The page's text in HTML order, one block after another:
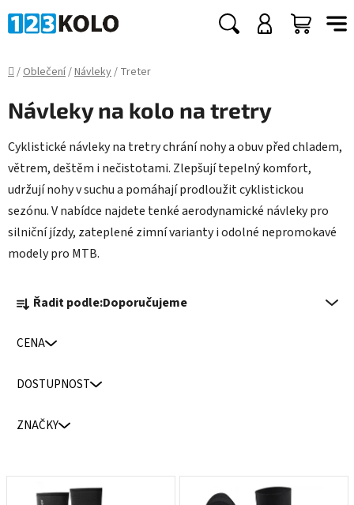
na
Hledat
Domů
/Oblečení/Návleky/ Treter
Návleky na kolo na tretry
Cyklistické návleky na tretry chrání nohy a obuv před chladem,
větrem, deštěm i nečistotami. Zlepšují tepelný komfort,
udržují nohy v suchu a pomáhají prodloužit cyklistickou
sezónu. V nabídce najdete tenké aerodynamické návleky pro
silniční jízdy, zateplené zimní varianty i odolné nepromokavé
modely pro MTB.
a
e
n
d
Řadit podle:Doporučujeme
CENA
DOSTUPNOST
ZNAČKY